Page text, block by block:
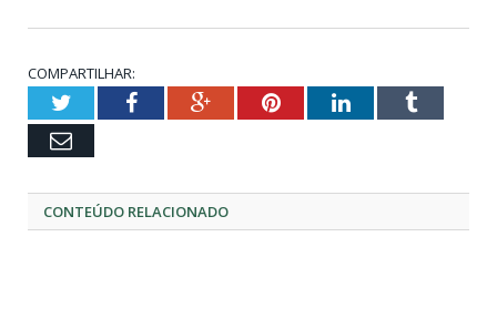
COMPARTILHAR:
TwitterFacebookGoogle+PinterestLinkedInTumblr
Email
CONTEÚDO RELACIONADO